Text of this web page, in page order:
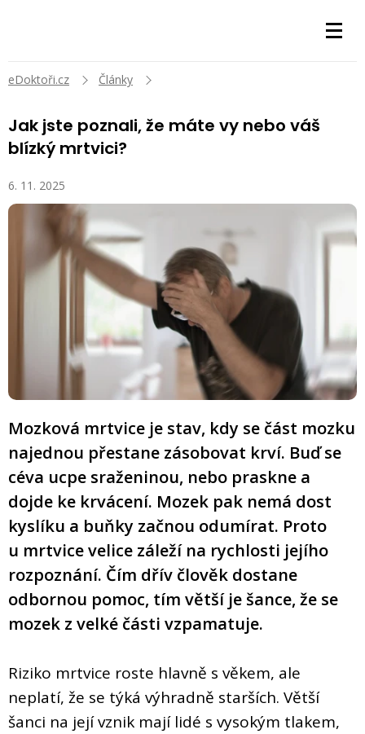
eDoktoři.cz Články
Jak jste poznali, že máte vy nebo váš
blízký mrtvici?
6. 11. 2025
Mozková mrtvice je stav, kdy se část mozku
najednou přestane zásobovat krví. Buď se
céva ucpe sraženinou, nebo praskne a
dojde ke krvácení. Mozek pak nemá dost
kyslíku a buňky začnou odumírat. Proto
u mrtvice velice záleží na rychlosti jejího
rozpoznání. Čím dřív člověk dostane
odbornou pomoc, tím větší je šance, že se
mozek z velké části vzpamatuje.
Riziko mrtvice roste hlavně s věkem, ale
neplatí, že se týká výhradně starších. Větší
šanci na její vznik mají lidé s vysokým tlakem,